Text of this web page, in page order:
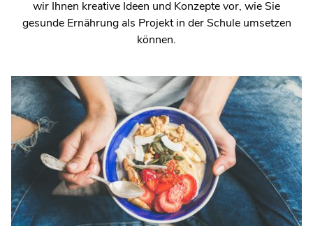
wir Ihnen kreative Ideen und Konzepte vor, wie Sie
gesunde Ernährung als Projekt in der Schule umsetzen
können.